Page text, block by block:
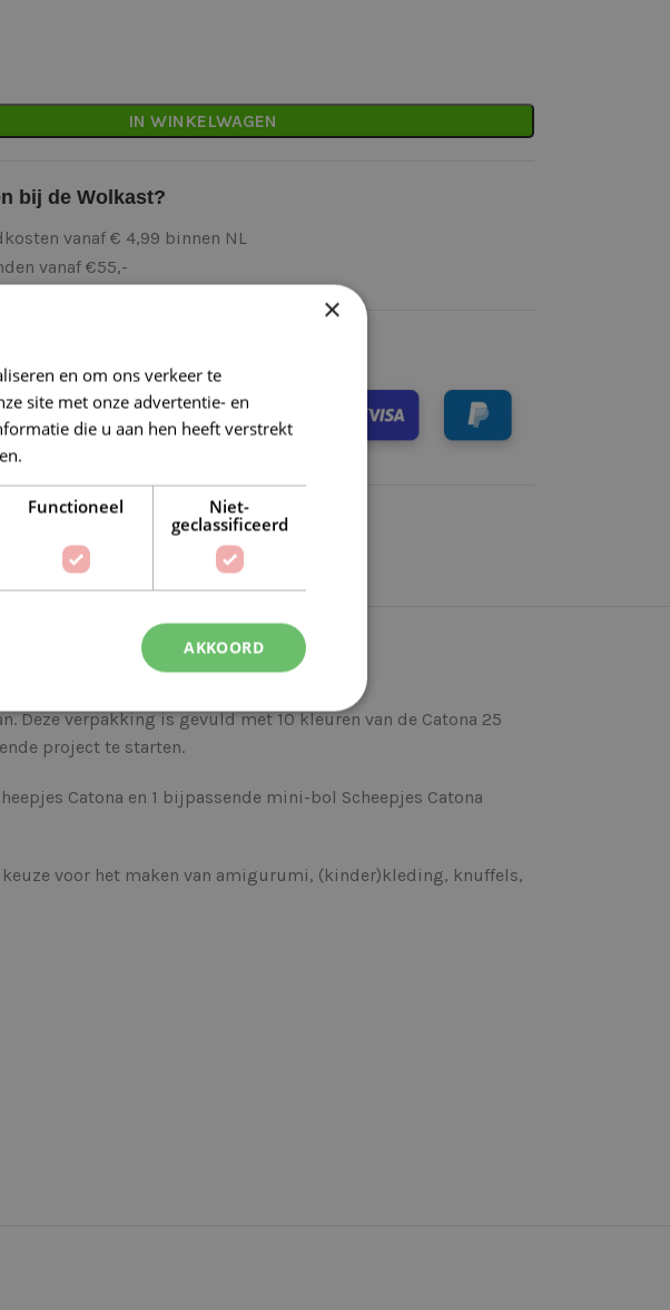
IN WINKELWAGEN
bij de Wolkast?
vanaf € 4,99 binnen NL
vanaf €55,-
Deze verpakking is gevuld met 10 kleuren van de Catona 25
project te starten.
Catona en 1 bijpassende mini-bol Scheepjes Catona
voor het maken van amigurumi, (kinder)kleding, knuffels,
×
en om ons verkeer te
site met onze advertentie- en
die u aan hen heeft verstrekt
Functioneel
Niet-
geclassificeerd
AKKOORD